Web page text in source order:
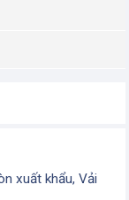
xuất khẩu, Vải